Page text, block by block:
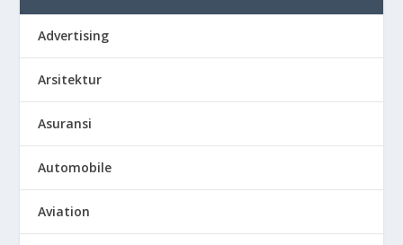
Advertising
Arsitektur
Asuransi
Automobile
Aviation